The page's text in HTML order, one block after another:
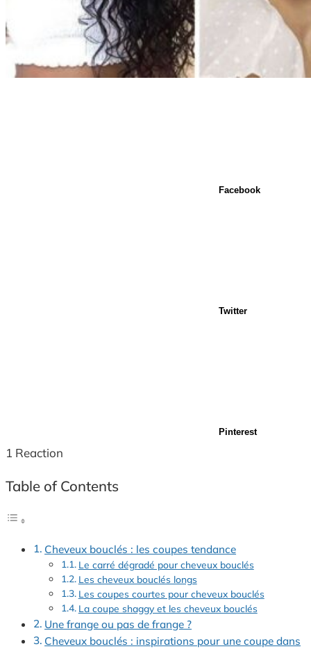
Facebook
Twitter
Pinterest
1 Reaction
Table of Contents
Cheveux bouclés : les coupes tendance
Le carré dégradé pour cheveux bouclés
Les cheveux bouclés longs
Les coupes courtes pour cheveux bouclés
La coupe shaggy et les cheveux bouclés
Une frange ou pas de frange ?
Cheveux bouclés : inspirations pour une coupe dans